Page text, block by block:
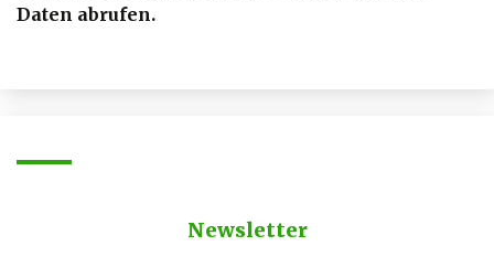
Daten abrufen.
Newsletter